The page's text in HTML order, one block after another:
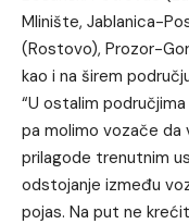
Mlinište, Jablanica-
(Rostovo), Prozor-
kao i na širem
“U ostalim
pa molimo vozače da
prilagode trenutnim
odstojanje između
pojas. Na put ne